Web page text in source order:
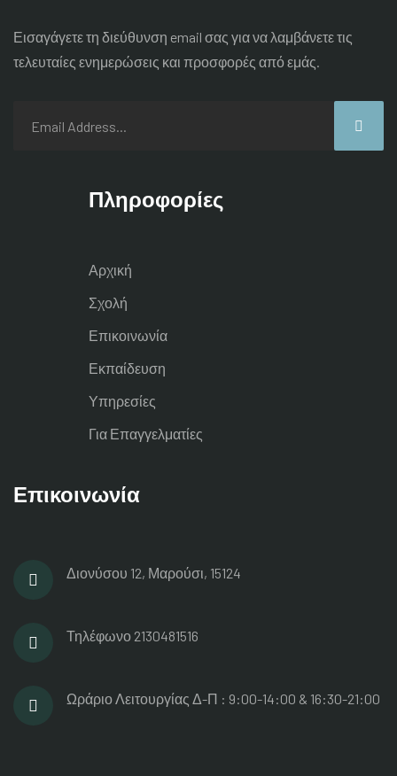
Εισαγάγετε τη διεύθυνση email σας για να λαμβάνετε τις
τελευταίες ενημερώσεις και προσφορές από εμάς.
Πληροφορίες
Αρχική
Σχολή
Επικοινωνία
Εκπαίδευση
Υπηρεσίες
Για Επαγγελματίες
Επικοινωνία
Διονύσου 12, Μαρούσι, 15124
Τηλέφωνο 2130481516
Ωράριο Λειτουργίας Δ-Π : 9:00-14:00 & 16:30-21:00